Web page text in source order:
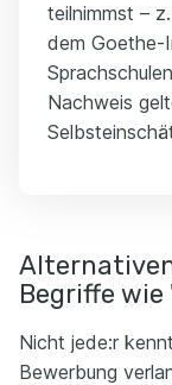
teilnimmst –
dem Goethe-
Nachweis
Begriffe
Nicht jede:r
Bewerbung